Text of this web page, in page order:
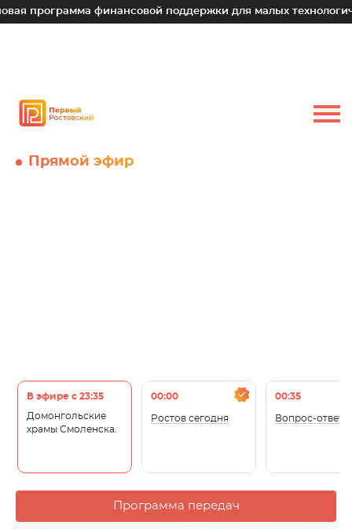
поддержки для малых технологических компаний
Прямой эфир
В эфире с 23:35
Домонгольские
храмы Смоленска.
00:00
Ростов сегодня
00:35
Вопрос-ответ
Программа передач